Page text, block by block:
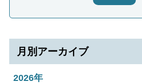
月別アーカイブ
2026年